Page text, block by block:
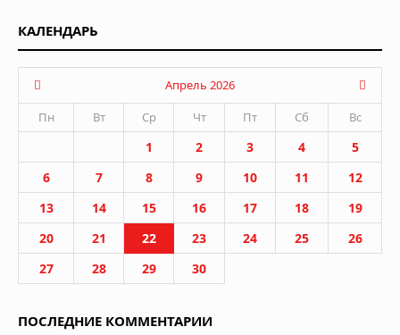
КАЛЕНДАРЬ
Апрель 2026
Пн
Вт Ср Чт Пт Сб Вс
1 2 3 4
5
6
7 8 9 10 11
12
13
14 15 16 17 18
19
20
21 22 23 24 25
26
27
28 29 30
ПОСЛЕДНИЕ КОММЕНТАРИИ